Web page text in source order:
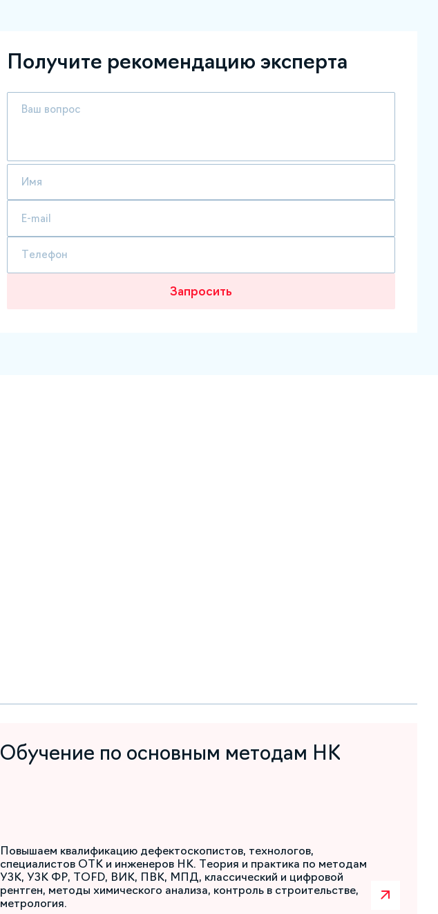
Получите рекомендацию эксперта
Запросить
Обучение по основным методам НК
Повышаем квалификацию дефектоскопистов, технологов,
специалистов ОТК и инженеров НК. Теория и практика по методам
УЗК, УЗК ФР, TOFD, ВИК, ПВК, МПД, классический и цифровой
рентген, методы химического анализа, контроль в строительстве,
метрология.